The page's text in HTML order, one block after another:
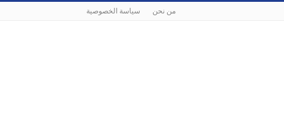
من نحن سياسة الخصوصية